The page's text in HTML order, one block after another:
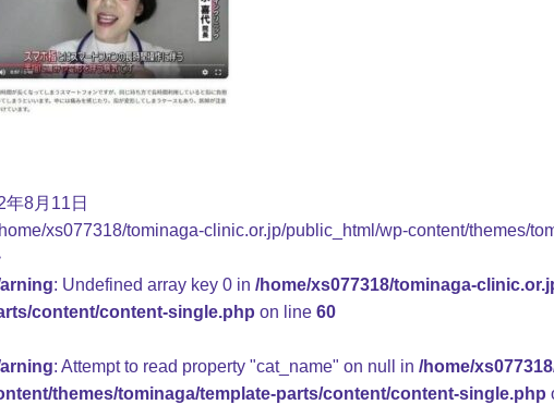
年8月11日
xs077318/tominaga-clinic.or.jp/public_html/wp-content/themes/
: Undefined array key 0 in /home/xs077318/tominaga-
content/content-single.php on line 60
: Attempt to read property "cat_name" on null in /home/
themes/tominaga/template-parts/content/content-single.php